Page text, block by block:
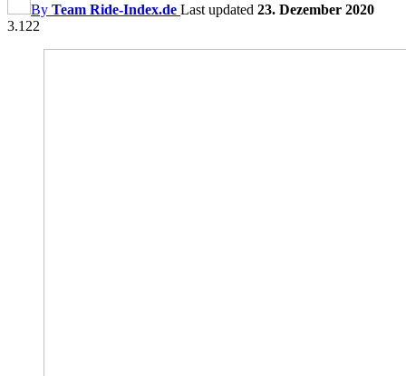
By Team Ride-Index.de Last updated 23. Dezember 2020
3.122